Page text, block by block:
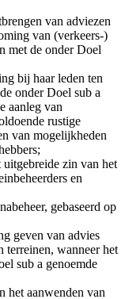
van adviezen
van (verkeers-)
met de onder Doel
bij haar leden ten
onder Doel sub a
aanleg van
rustige
van mogelijkheden
zin van het
en
gebaseerd op
geven van advies
terreinen, wanneer het
sub a genoemde
het aanwenden van